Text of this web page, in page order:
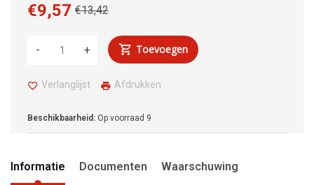
€13,42
€9,57
+
- Toevoegen
Verlanglijst Afdrukken
Beschikbaarheid: Op voorraad 9
Informatie Documenten Waarschuwing